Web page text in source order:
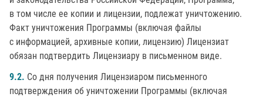
в том числе ее копии и лицензии, подлежат уничтожению.
Факт уничтожения Программы (включая файлы
с информацией, архивные копии, лицензию) Лицензиат
обязан подтвердить Лицензиару в письменном виде.
9.2. Со дня получения Лицензиаром письменного
подтверждения об уничтожении Программы (включая